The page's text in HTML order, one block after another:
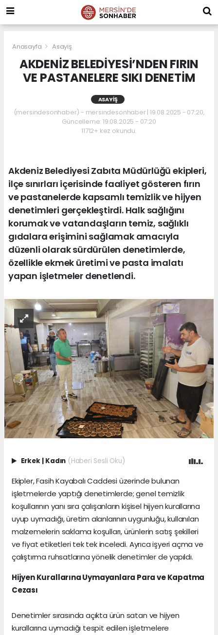
Anasayfa Asayiş
AKDENİZ BELEDİYESİ’NDEN FIRIN
VE PASTANELERE SIKI DENETİM
ASAYIŞ
(mersindesonhaber) - mersindesonhaber | 19.08.2025 - 07:20,
Güncelleme: 19.08.2025 - 07:20
11712+ kez okundu.
Akdeniz Belediyesi Zabıta Müdürlüğü ekipleri,
ilçe sınırları içerisinde faaliyet gösteren fırın
ve pastanelerde kapsamlı temizlik ve hijyen
denetimleri gerçekleştirdi. Halk sağlığını
korumak ve vatandaşların temiz, sağlıklı
gıdalara erişimini sağlamak amacıyla
düzenli olarak sürdürülen denetimlerde,
özellikle ekmek üretimi ve pasta imalatı
yapan işletmeler denetlendi.
Erkek Kadın (Haberi Sesli Oku)
Ekipler, Fasih Kayabalı Caddesi üzerinde bulunan
işletmelerde yaptığı denetimlerde; genel temizlik
koşullarının yanı sıra çalışanların kişisel hijyen kurallarına
uyup uymadığı, üretim alanlarının uygunluğu, kullanılan
malzemelerin saklama koşulları, ürünlerin satış şekilleri
ve fiyat etiketleri tek tek inceledi. Ayrıca işyeri açma ve
çalıştırma ruhsatlarına yönelik denetimler de yapıldı.
Hijyen Kurallarına Uymayanlara Para ve Kapatma
Cezası
Denetimler sırasında açıkta ürün satan ve hijyen
kurallarına uymadığı tespit edilen işletmelere